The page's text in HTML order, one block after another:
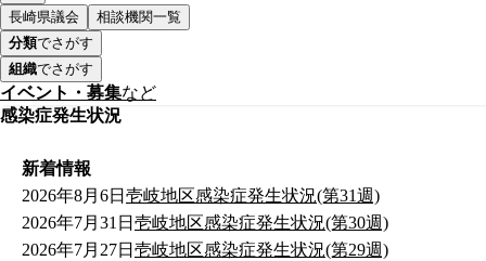
長崎県議会
相談機関一覧
分類でさがす
組織でさがす
イベント・募集など
感染症発生状況
新着情報
2026年8月6日 壱岐地区感染症発生状況(第31週)
2026年7月31日 壱岐地区感染症発生状況(第30週)
2026年7月27日 壱岐地区感染症発生状況(第29週)